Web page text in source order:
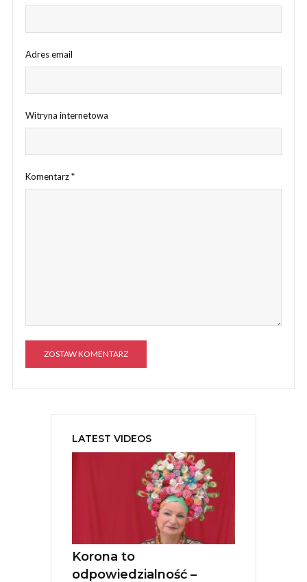
Adres email
Witryna internetowa
Komentarz*
A
LATEST VIDEOS
Korona to
odpowiedzialność –